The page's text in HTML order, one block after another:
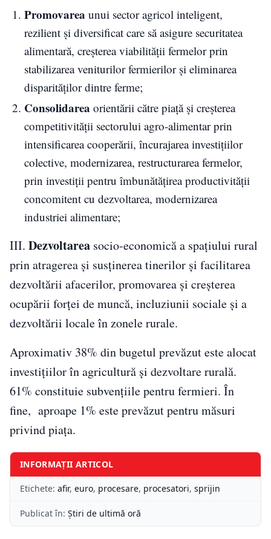
Promovarea unui sector agricol inteligent,
rezilient și diversificat care să asigure securitatea
alimentară, creșterea viabilității fermelor prin
stabilizarea veniturilor fermierilor și eliminarea
disparităților dintre ferme;
Consolidarea orientării către piață și creșterea
competitivității sectorului agro-alimentar prin
intensificarea cooperării, încurajarea investițiilor
colective, modernizarea, restructurarea fermelor,
prin investiții pentru îmbunătățirea productivității
concomitent cu dezvoltarea, modernizarea
industriei alimentare;
III. Dezvoltarea socio-economică a spațiului rural
prin atragerea și susținerea tinerilor și facilitarea
dezvoltării afacerilor, promovarea și creșterea
ocupării forței de muncă, incluziunii sociale și a
dezvoltării locale în zonele rurale.
Aproximativ 38% din bugetul prevăzut este alocat
investițiilor în agricultură și dezvoltare rurală.
61% constituie subvențiile pentru fermieri. În
fine, aproape 1% este prevăzut pentru măsuri
privind piața.
INFORMAȚII ARTICOL
Etichete: afir, euro, procesare, procesatori, sprijin
Publicat în: Știri de ultimă oră